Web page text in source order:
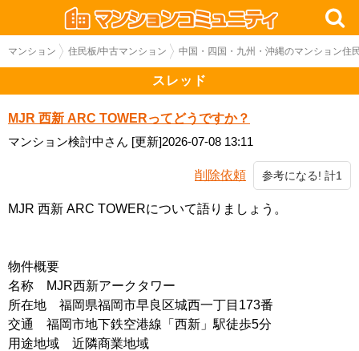
マンション 住民板/中古マンション 中国・四国・九州・沖縄のマンション住
スレッド
MJR 西新 ARC TOWERってどうですか？
マンション検討中さん [更新]2026-07-08 13:11
削除依頼 参考になる! 計1
MJR 西新 ARC TOWERについて語りましょう。
物件概要
名称 MJR西新アークタワー
所在地 福岡県福岡市早良区城西一丁目173番
交通 福岡市地下鉄空港線「西新」駅徒歩5分
用途地域 近隣商業地域